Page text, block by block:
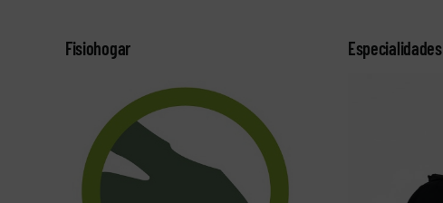
Fisiohogar Especialidades